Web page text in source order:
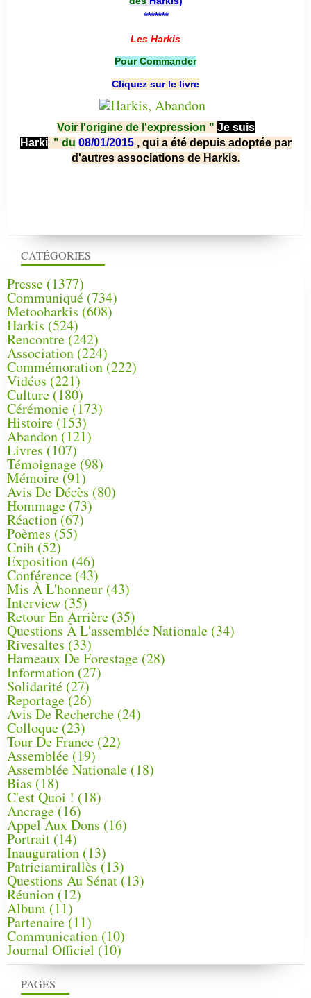
PAGES
CATÉGORIES
Presse (1377)
Communiqué (734)
Metooharkis (608)
Harkis (524)
Rencontre (242)
Association (224)
Commémoration(222)
Vidéos (221)
Culture(180)
Cérémonie (173)
Histoire (153)
Abandon(121)
Livres (107)
Témoignage (98)
Mémoire (91)
Avis De Décès (80)
Hommage (73)
Réaction(67)
Poèmes (55)
Cnih (52)
Exposition (46)
Conférence(43)
Mis À L'honneur (43)
Interview (35)
Retour En Arrière (35)
Questions À L'assemblée Nationale (34)
Rivesaltes (33)
Hameaux De Forestage (28)
Information (27)
Solidarité (27)
Reportage(26)
Avis De Recherche (24)
Colloque (23)
Tour De France (22)
Assemblée (19)
Assemblée Nationale (18)
Bias (18)
C'est Quoi ! (18)
Ancrage (16)
Appel Aux Dons (16)
Portrait (14)
Inauguration (13)
Patriciamirallès (13)
Questions Au Sénat(13)
Réunion (12)
Album (11)
Partenaire(11)
Communication (10)
Journal Officiel (10)
*******
Les Harkis
Pour Commander
Cliquez sur le livre
Voir l'origine de l'expression " Je suis
Harki " du 08/01/2015 , qui a été depuis adoptée par
d'autres associations de Harkis.